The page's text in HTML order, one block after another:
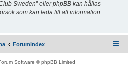
Sweden” eller phpBB kan hållas
som kan leda till att information
Forumindex
Software © phpBB Limited